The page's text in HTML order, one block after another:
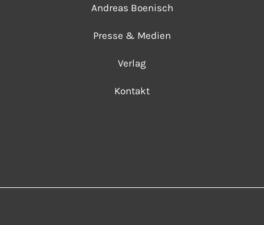
Andreas Boenisch
Presse & Medien
Verlag
Kontakt